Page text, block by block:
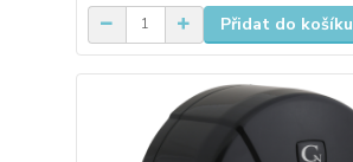
Přidat do košíku